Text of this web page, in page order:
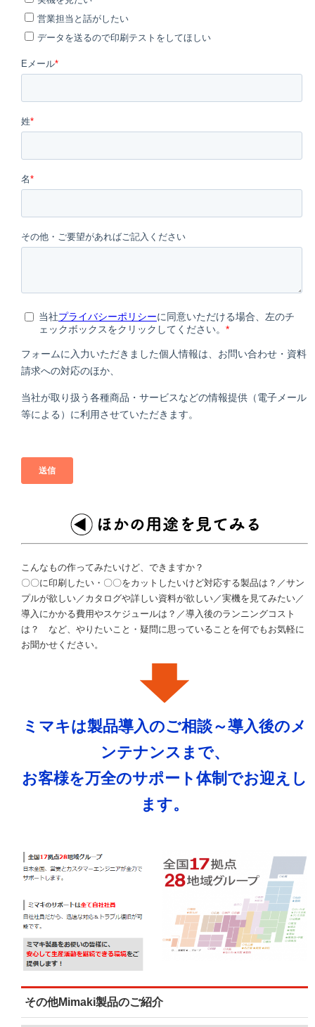
こんなもの作ってみたいけど、できますか？
〇〇に印刷したい・〇〇をカットしたいけど対応する製品は？／サン
プルが欲しい／カタログや詳しい資料が欲しい／実機を見てみたい／
導入にかかる費用やスケジュールは？／導入後のランニングコスト
は？ など、やりたいこと・疑問に思っていることを何でもお気軽に
お聞かせください。
ミマキは製品導入のご相談～導入後のメ
ンテナンスまで、
お客様を万全のサポート体制でお迎えし
ます。
その他Mimaki製品のご紹介